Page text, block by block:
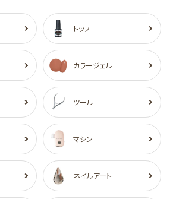
トップ
カラージェル
ツール
マシン
ネイルアート